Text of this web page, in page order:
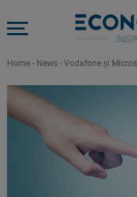
Home - News - Vodafone şi